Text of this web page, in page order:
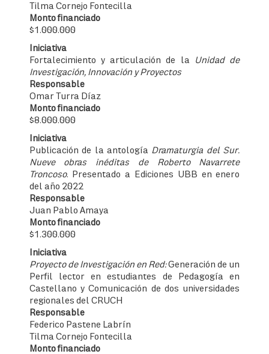
Tilma Cornejo Fontecilla
Monto financiado
$1.000.000
Iniciativa
Fortalecimiento y articulación de la
Unidad de
Investigación, Innovación y Proyectos
Responsable
Omar Turra Díaz
Monto financiado
$8.000.000
Iniciativa
Publicación de la antología Dramaturgia del Sur.
Nueve obras inéditas de Roberto Navarrete
Troncoso. Presentado a Ediciones UBB en enero
del año 2022
Responsable
Juan Pablo Amaya
Monto financiado
$1.300.000
Iniciativa
Proyecto de Investigación en Red:Generación de un
Perfil lector en estudiantes de Pedagogía en
Castellano y Comunicación de dos universidades
regionales del CRUCH
Responsable
Federico Pastene Labrín
Tilma Cornejo Fontecilla
Monto financiado